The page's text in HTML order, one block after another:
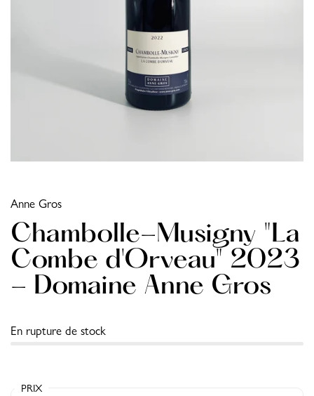
Anne Gros
Chambolle-Musigny "La
Combe d'Orveau" 2023
- Domaine Anne Gros
En rupture de stock
PRIX